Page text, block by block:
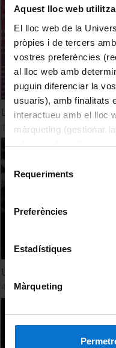
Aquest lloc web
El lloc web de la
pròpies i de tercers
vostres preferències
al lloc web amb
puguin diferenciar la
usuaris), amb finalitats
interactueu amb el lloc
màrqueting (gestionar
adequant-la en funció
consultar laPolítica de
Selecció
Requeriments
Preferències
Estadístiques
Màrqueting
L’Any Internacional de la
15 Diciembre, 2014
Un món de cristalls
4 Noviembre, 2014